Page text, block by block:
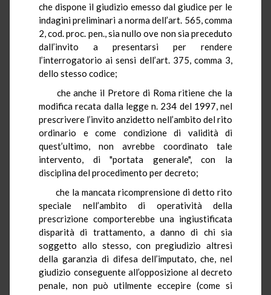
che dispone il giudizio emesso dal giudice per le
indagini preliminari a norma dell’art. 565, comma
2, cod. proc. pen., sia nullo ove non sia preceduto
dall’invito a presentarsi per rendere
l’interrogatorio ai sensi dell’art. 375, comma 3,
dello stesso codice;
che anche il Pretore di Roma ritiene che la
modifica recata dalla legge n. 234 del 1997, nel
prescrivere l’invito anzidetto nell’ambito del rito
ordinario e come condizione di validità di
quest’ultimo, non avrebbe coordinato tale
intervento, di "portata generale", con la
disciplina del procedimento per decreto;
che la mancata ricomprensione di detto rito
speciale nell’ambito di operatività della
prescrizione comporterebbe una ingiustificata
disparità di trattamento, a danno di chi sia
soggetto allo stesso, con pregiudizio altresì
della garanzia di difesa dell’imputato, che, nel
giudizio conseguente all’opposizione al decreto
penale, non può utilmente eccepire (come si